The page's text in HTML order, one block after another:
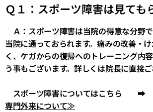
Ｑ１：スポーツ障害は見ても
Ａ：スポーツ障害は当院の得意な分野
当院に通っておられます。痛みの改善・
く、ケガからの復帰へのトレーニング内
う事もございます。詳しくは院長に直接ご
スポーツ障害についてはこちら
専門外来について≫